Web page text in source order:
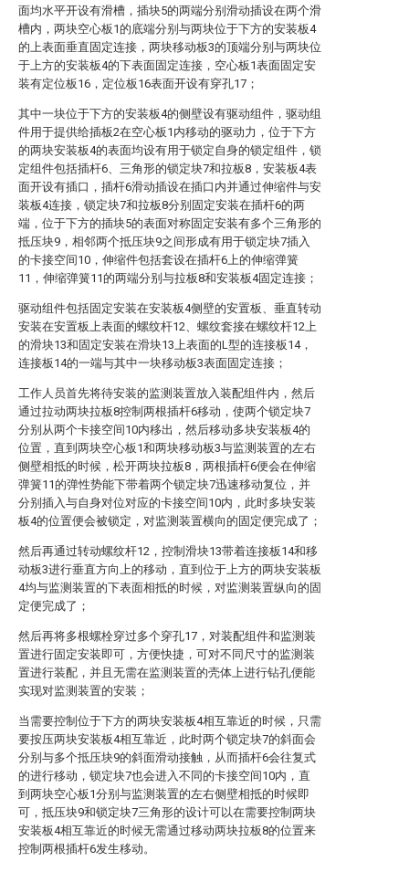
面均水平开设有滑槽，插块5的两端分别滑动插设在两个滑
槽内，两块空心板1的底端分别与两块位于下方的安装板4
的上表面垂直固定连接，两块移动板3的顶端分别与两块位
于上方的安装板4的下表面固定连接，空心板1表面固定安
装有定位板16，定位板16表面开设有穿孔17；
其中一块位于下方的安装板4的侧壁设有驱动组件，驱动组
件用于提供给插板2在空心板1内移动的驱动力，位于下方
的两块安装板4的表面均设有用于锁定自身的锁定组件，锁
定组件包括插杆6、三角形的锁定块7和拉板8，安装板4表
面开设有插口，插杆6滑动插设在插口内并通过伸缩件与安
装板4连接，锁定块7和拉板8分别固定安装在插杆6的两
端，位于下方的插块5的表面对称固定安装有多个三角形的
抵压块9，相邻两个抵压块9之间形成有用于锁定块7插入
的卡接空间10，伸缩件包括套设在插杆6上的伸缩弹簧
11，伸缩弹簧11的两端分别与拉板8和安装板4固定连接；
驱动组件包括固定安装在安装板4侧壁的安置板、垂直转动
安装在安置板上表面的螺纹杆12、螺纹套接在螺纹杆12上
的滑块13和固定安装在滑块13上表面的L型的连接板14，
连接板14的一端与其中一块移动板3表面固定连接；
工作人员首先将待安装的监测装置放入装配组件内，然后
通过拉动两块拉板8控制两根插杆6移动，使两个锁定块7
分别从两个卡接空间10内移出，然后移动多块安装板4的
位置，直到两块空心板1和两块移动板3与监测装置的左右
侧壁相抵的时候，松开两块拉板8，两根插杆6便会在伸缩
弹簧11的弹性势能下带着两个锁定块7迅速移动复位，并
分别插入与自身对位对应的卡接空间10内，此时多块安装
板4的位置便会被锁定，对监测装置横向的固定便完成了；
然后再通过转动螺纹杆12，控制滑块13带着连接板14和移
动板3进行垂直方向上的移动，直到位于上方的两块安装板
4均与监测装置的下表面相抵的时候，对监测装置纵向的固
定便完成了；
然后再将多根螺栓穿过多个穿孔17，对装配组件和监测装
置进行固定安装即可，方便快捷，可对不同尺寸的监测装
置进行装配，并且无需在监测装置的壳体上进行钻孔便能
实现对监测装置的安装；
当需要控制位于下方的两块安装板4相互靠近的时候，只需
要按压两块安装板4相互靠近，此时两个锁定块7的斜面会
分别与多个抵压块9的斜面滑动接触，从而插杆6会往复式
的进行移动，锁定块7也会进入不同的卡接空间10内，直
到两块空心板1分别与监测装置的左右侧壁相抵的时候即
可，抵压块9和锁定块7三角形的设计可以在需要控制两块
安装板4相互靠近的时候无需通过移动两块拉板8的位置来
控制两根插杆6发生移动。